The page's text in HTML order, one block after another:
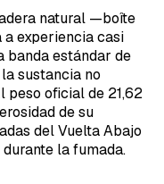
natural —boîte
experiencia casi
banda estándar de
sustancia no
peso oficial de 21,62
de su
del Vuelta Abajo
la fumada.